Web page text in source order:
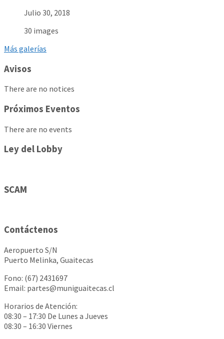
Julio 30, 2018
30 images
Más galerías
Avisos
There are no notices
Próximos Eventos
There are no events
Ley del Lobby
SCAM
Contáctenos
Aeropuerto S/N
Puerto Melinka, Guaitecas
Fono: (67) 2431697
Email: partes@muniguaitecas.cl
Horarios de Atención:
08:30 – 17:30 De Lunes a Jueves
08:30 – 16:30 Viernes